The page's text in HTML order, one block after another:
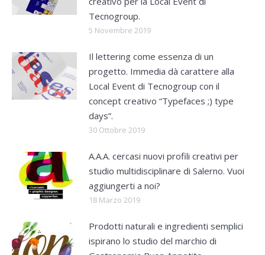
Tecnogroup.
5 Novembre 2019
Il lettering come essenza di un
progetto. Immedia dà carattere alla
Local Event di Tecnogroup con il
concept creativo “Typefaces ;) type
days”.
30 Ottobre 2019
A.A.A. cercasi nuovi profili creativi per
studio multidisciplinare di Salerno. Vuoi
aggiungerti a noi?
18 Marzo 2019
Prodotti naturali e ingredienti semplici
ispirano lo studio del marchio di